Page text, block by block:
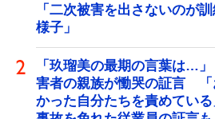
「二次被害を出さないのが
様子」
「玖瑠美の最期の言葉は…
害者の親族が慟哭の証言 「
かった自分たちを責めてい